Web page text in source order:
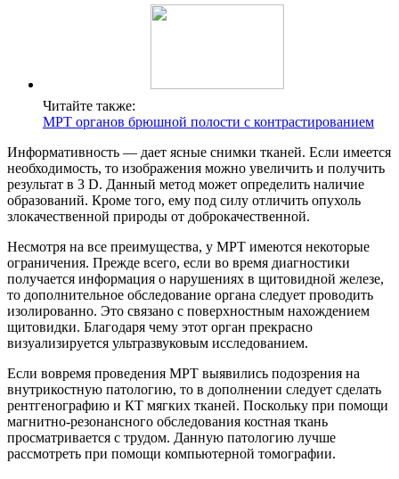
Читайте также:
МРТ органов брюшной полости с контрастированием
Информативность — дает ясные снимки тканей. Если имеется
необходимость, то изображения можно увеличить и получить
результат в 3 D. Данный метод может определить наличие
образований. Кроме того, ему под силу отличить опухоль
злокачественной природы от доброкачественной.
Несмотря на все преимущества, у МРТ имеются некоторые
ограничения. Прежде всего, если во время диагностики
получается информация о нарушениях в щитовидной железе,
то дополнительное обследование органа следует проводить
изолированно. Это связано с поверхностным нахождением
щитовидки. Благодаря чему этот орган прекрасно
визуализируется ультразвуковым исследованием.
Если вовремя проведения МРТ выявились подозрения на
внутрикостную патологию, то в дополнении следует сделать
рентгенографию и КТ мягких тканей. Поскольку при помощи
магнитно-резонансного обследования костная ткань
просматривается с трудом. Данную патологию лучше
рассмотреть при помощи компьютерной томографии.